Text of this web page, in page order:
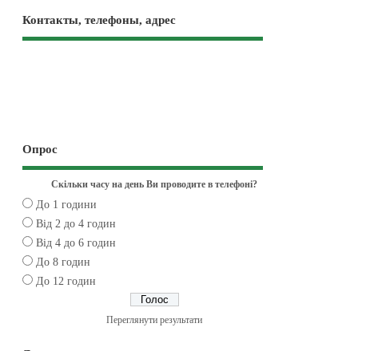
Контакты, телефоны, адрес
Опрос
Скільки часу на день Ви проводите в телефоні?
До 1 години
Від 2 до 4 годин
Від 4 до 6 годин
До 8 годин
До 12 годин
Переглянути результати